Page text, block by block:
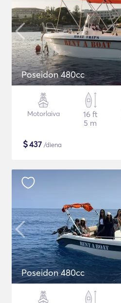
Poseidon 480cc
Motorlaiva
16 ft
5 m
$437 /diena
Poseidon 480cc